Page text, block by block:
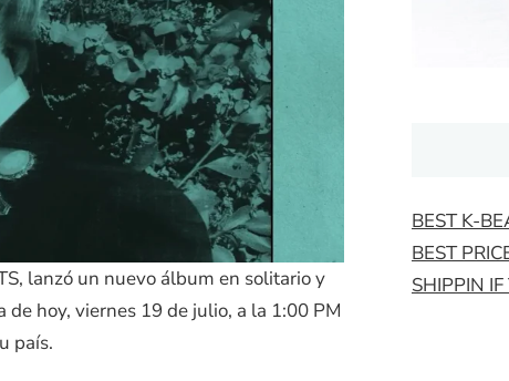
lanzó un nuevo álbum en solitario y
de hoy, viernes 19 de julio, a la 1:00 PM
país.
BEST K-
BEST
SHIPPIN